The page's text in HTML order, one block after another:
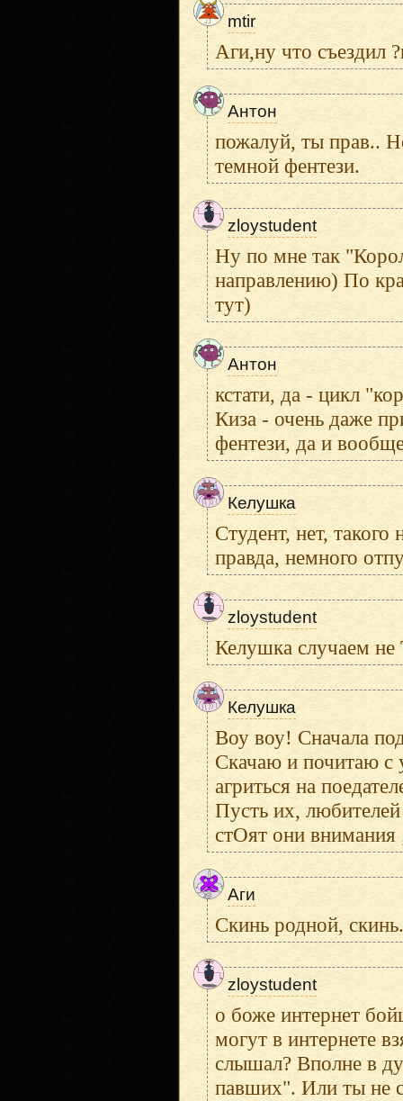
mtir
Аги,ну что съездил
Антон
пожалуй, ты прав..
темной фентези.
zloystudent
Ну по мне так
направлению) По
тут)
Антон
кстати, да - цикл
Киза - очень даже
фентези, да и
Келушка
Студент, нет,
правда, немного
zloystudent
Келушка случаем
Келушка
Воу воу! Сначала
Скачаю и почитаю с
агриться на
Пусть их,
стОят они внимания
Аги
Скинь родной, скинь.
zloystudent
о боже интернет
могут в интернете
слышал? Вполне в
павших". Или ты не